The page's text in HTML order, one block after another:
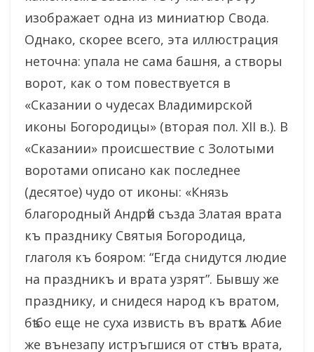
изображает одна из миниатюр Свода.
Однако, скорее всего, эта иллюстрация
неточна: упала не сама башня, а створы
ворот, как о том повествуется в
«Сказании о чудесах Владимирской
иконы Богородицы» (вторая пол. XII в.). В
«Сказании» происшествие с Золотыми
воротами описано как последнее
(десятое) чудо от иконы: «Князь
благородный Андрѣй създа Златая врата
къ празднику Святыя Богородица,
глаголя къ бояром: “Егда снидутся людие
на праздникъ и врата узрят”. Бывшу же
празднику, и снидеся народ къ вратом,
бѣ бо еще не суха извисть въ вратѣх. Абие
же вънезапу истръгшися от стѣнъ врата,